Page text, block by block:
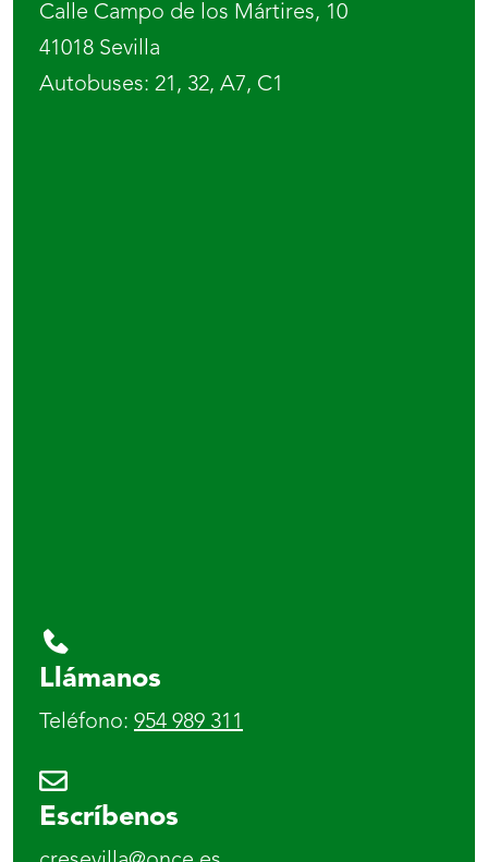
Calle Campo de los Mártires, 10
41018 Sevilla
Autobuses: 21, 32, A7, C1
Llámanos
Teléfono: 954 989 311
Escríbenos